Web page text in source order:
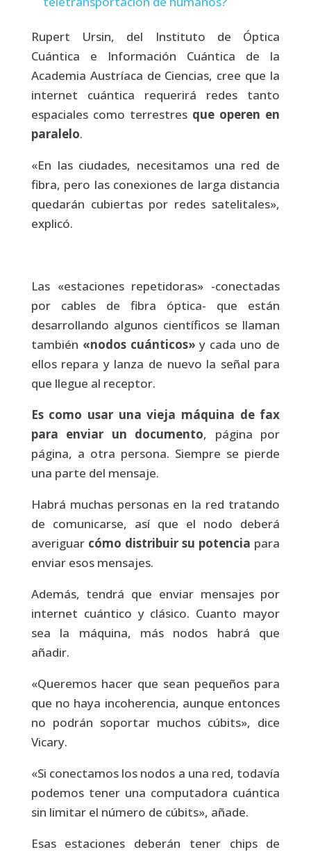
Rupert Ursin, del Instituto de Óptica
Cuántica e Información Cuántica de la
Academia Austríaca de Ciencias, cree que la
internet cuántica requerirá redes tanto
espaciales como terrestres que operen en
paralelo.
«En las ciudades, necesitamos una red de
fibra, pero las conexiones de larga distancia
quedarán cubiertas por redes satelitales»,
explicó.
Las «estaciones repetidoras» -conectadas
por cables de fibra óptica- que están
desarrollando algunos científicos se llaman
también «nodos cuánticos» y cada uno de
ellos repara y lanza de nuevo la señal para
que llegue al receptor.
Es como usar una vieja máquina de fax
para enviar un documento, página por
página, a otra persona. Siempre se pierde
una parte del mensaje.
Habrá muchas personas en la red tratando
de comunicarse, así que el nodo deberá
averiguarcómo distribuir su potencia para
enviar esos mensajes.
Además, tendrá que enviar mensajes por
internet cuántico y clásico. Cuanto mayor
sea la máquina, más nodos habrá que
añadir.
«Queremos hacer que sean pequeños para
que no haya incoherencia, aunque entonces
no podrán soportar muchos cúbits», dice
Vicary.
«Si conectamos los nodos a una red, todavía
podemos tener una computadora cuántica
sin limitar el número de cúbits», añade.
Esas estaciones deberán tener chips de